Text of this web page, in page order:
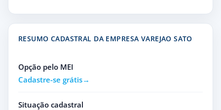
RESUMO CADASTRAL DA EMPRESA VAREJAO SATO
Opção pelo MEI
Cadastre-se grátis
Situação cadastral